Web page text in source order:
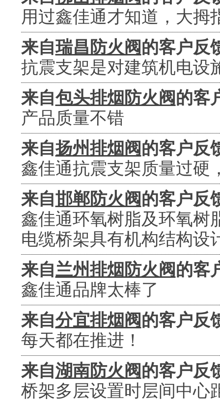
用过鑫佳通才知道，大拇
来自瑞昌防火阀的客户反
抗震支架是对建筑机电设
来自包头排烟防火阀的客
产品质量不错
来自扬州排烟阀的客户反
鑫佳通抗震支架质量过硬
来自邯郸防火阀的客户反
鑫佳通环氧树脂及环氧树
电缆桥架具有机构结构设
来自兰州排烟防火阀的客
鑫佳通品牌太棒了
来自分宜排烟阀的客户反
每天都在推进！
来自湖南防火阀的客户反
桥架多层设置时层间中心